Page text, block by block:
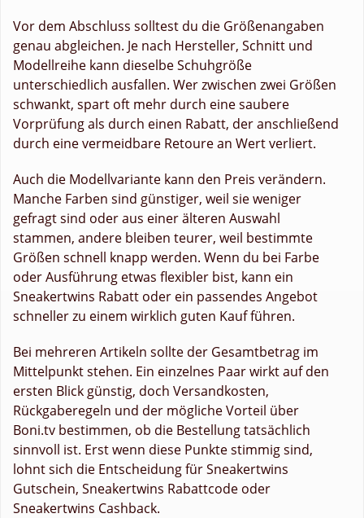
Vor dem Abschluss solltest du die Größenangaben
genau abgleichen. Je nach Hersteller, Schnitt und
Modellreihe kann dieselbe Schuhgröße
unterschiedlich ausfallen. Wer zwischen zwei Größen
schwankt, spart oft mehr durch eine saubere
Vorprüfung als durch einen Rabatt, der anschließend
durch eine vermeidbare Retoure an Wert verliert.
Auch die Modellvariante kann den Preis verändern.
Manche Farben sind günstiger, weil sie weniger
gefragt sind oder aus einer älteren Auswahl
stammen, andere bleiben teurer, weil bestimmte
Größen schnell knapp werden. Wenn du bei Farbe
oder Ausführung etwas flexibler bist, kann ein
Sneakertwins Rabatt oder ein passendes Angebot
schneller zu einem wirklich guten Kauf führen.
Bei mehreren Artikeln sollte der Gesamtbetrag im
Mittelpunkt stehen. Ein einzelnes Paar wirkt auf den
ersten Blick günstig, doch Versandkosten,
Rückgaberegeln und der mögliche Vorteil über
Boni.tv bestimmen, ob die Bestellung tatsächlich
sinnvoll ist. Erst wenn diese Punkte stimmig sind,
lohnt sich die Entscheidung für Sneakertwins
Gutschein, Sneakertwins Rabattcode oder
Sneakertwins Cashback.